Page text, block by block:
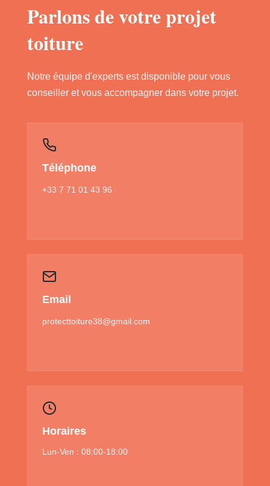
Parlons de votre projet
toiture
Notre équipe d'experts est disponible pour vous
conseiller et vous accompagner dans votre projet.
Téléphone
+33 7 71 01 43 96
Email
protecttoiture38@gmail.com
Horaires
Lun-Ven : 08:00-18:00